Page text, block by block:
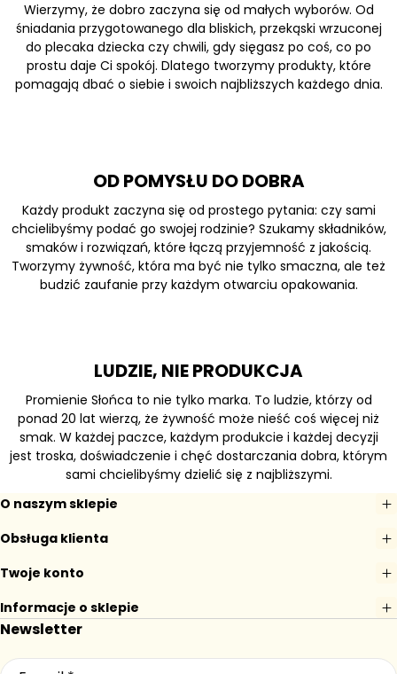
Wierzymy, że dobro zaczyna się od małych wyborów. Od
śniadania przygotowanego dla bliskich, przekąski wrzuconej
do plecaka dziecka czy chwili, gdy sięgasz po coś, co po
prostu daje Ci spokój. Dlatego tworzymy produkty, które
pomagają dbać o siebie i swoich najbliższych każdego dnia.
OD POMYSŁU DO DOBRA
Każdy produkt zaczyna się od prostego pytania: czy sami
chcielibyśmy podać go swojej rodzinie? Szukamy składników,
smaków i rozwiązań, które łączą przyjemność z jakością.
Tworzymy żywność, która ma być nie tylko smaczna, ale też
budzić zaufanie przy każdym otwarciu opakowania.
LUDZIE, NIE PRODUKCJA
Promienie Słońca to nie tylko marka. To ludzie, którzy od
ponad 20 lat wierzą, że żywność może nieść coś więcej niż
smak. W każdej paczce, każdym produkcie i każdej decyzji
jest troska, doświadczenie i chęć dostarczania dobra, którym
sami chcielibyśmy dzielić się z najbliższymi.
O naszym sklepie
Obsługa klienta
Twoje konto
Informacje o sklepie
Newsletter